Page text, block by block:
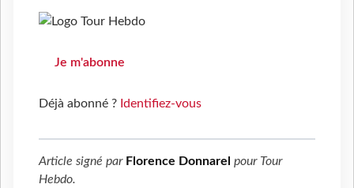
Je m'abonne
Déjà abonné ? Identifiez-vous
Article signé par Florence Donnarel pour Tour
Hebdo.